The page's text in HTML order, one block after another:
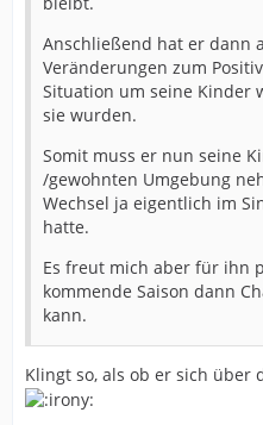
Anschließend hat er dann
Veränderungen zum
Situation um seine Kinder
sie wurden.
Somit muss er nun seine
/gewohnten Umgebung
Wechsel ja eigentlich im
hatte.
Es freut mich aber für ihn
kommende Saison dann
kann.
Klingt so, als ob er sich über